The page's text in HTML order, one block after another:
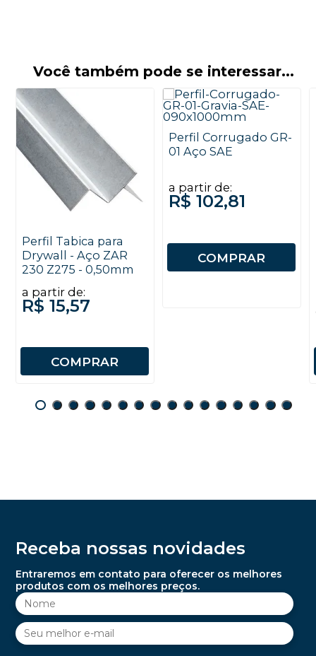
Você também pode se interessar...
Perfil Tabica para
Drywall - Aço ZAR
230 Z275 - 0,50mm
a partir de:
R$ 15,57
COMPRAR
Perfil Corrugado GR-
01 Aço SAE
a partir de:
R$ 102,81
COMPRAR
Receba nossas novidades
Entraremos em contato para oferecer os melhores
produtos com os melhores preços.